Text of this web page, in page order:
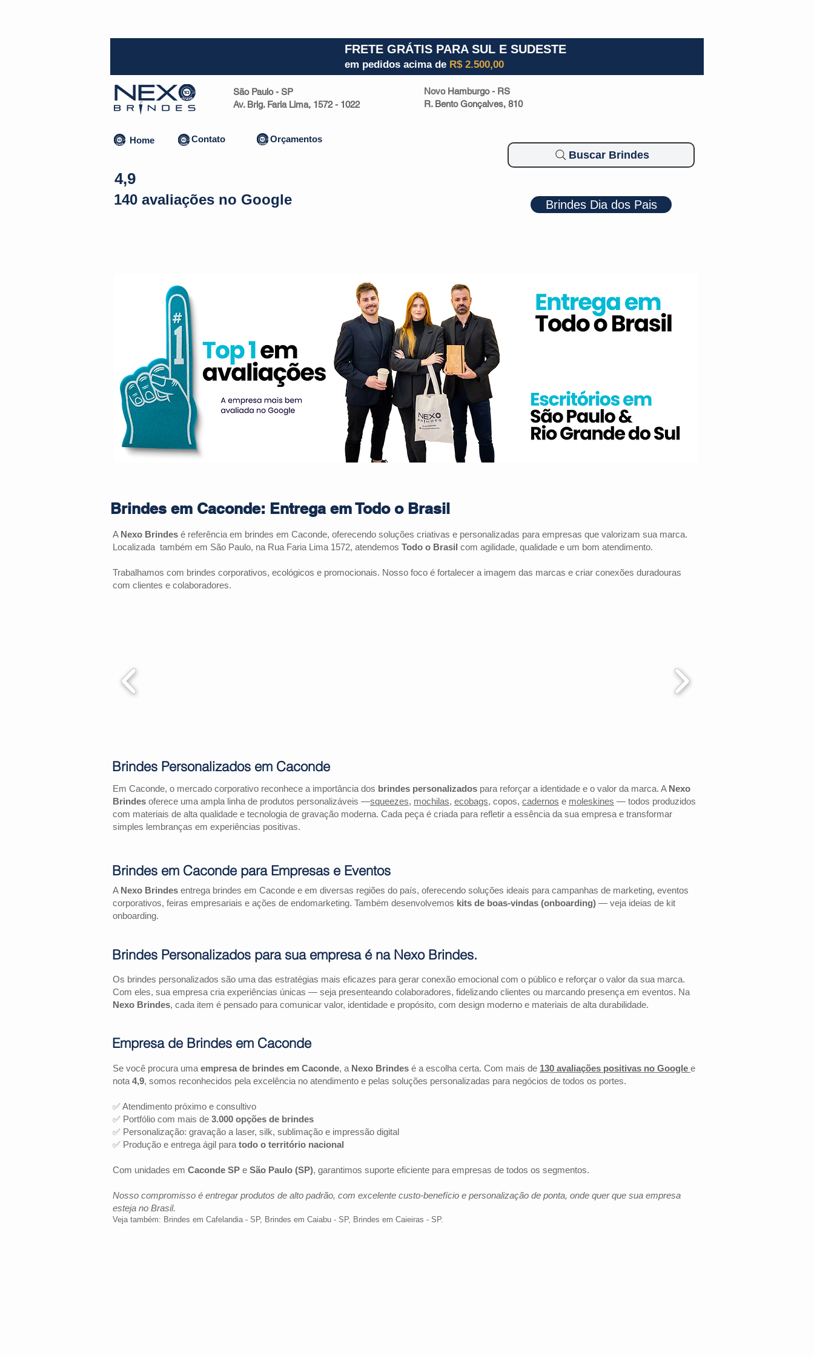
FRETE GRÁTIS PARA SUL E SUDESTE
em pedidos acima de R$ 2.500,00
São Paulo - SP
Av. Brig. Faria Lima, 1572 - 1022
Novo Hamburgo - RS
R. Bento Gonçalves, 810
Home Contato Orçamentos
4,9
140 avaliações no Google
Buscar Brindes
Brindes Dia dos Pais
Brindes em Caconde: Entrega em Todo o Brasil
A Nexo Brindes é referência em brindes em Caconde, oferecendo soluções criativas e personalizadas para empresas que valorizam sua marca.
Localizada também em São Paulo, na Rua Faria Lima 1572, atendemos Todo o Brasil com agilidade, qualidade e um bom atendimento.
Trabalhamos com brindes corporativos, ecológicos e promocionais. Nosso foco é fortalecer a imagem das marcas e criar conexões duradouras
com clientes e colaboradores.
Em Caconde, o mercado corporativo reconhece a importância dos brindes personalizados para reforçar a identidade e o valor da marca. A Nexo
Brindes oferece uma ampla linha de produtos personalizáveis —squeezes, mochilas, ecobags, copos, cadernos e moleskines — todos produzidos
com materiais de alta qualidade e tecnologia de gravação moderna. Cada peça é criada para refletir a essência da sua empresa e transformar
simples lembranças em experiências positivas.
A Nexo Brindes entrega brindes em Caconde e em diversas regiões do país, oferecendo soluções ideais para campanhas de marketing, eventos
corporativos, feiras empresariais e ações de endomarketing. Também desenvolvemos kits de boas-vindas (onboarding) — veja ideias de kit
onboarding.
Os brindes personalizados são uma das estratégias mais eficazes para gerar conexão emocional com o público e reforçar o valor da sua marca.
Com eles, sua empresa cria experiências únicas — seja presenteando colaboradores, fidelizando clientes ou marcando presença em eventos. Na
Nexo Brindes, cada item é pensado para comunicar valor, identidade e propósito, com design moderno e materiais de alta durabilidade.
Se você procura uma empresa de brindes em Caconde, a Nexo Brindes é a escolha certa. Com mais de 130 avaliações positivas no Google e
nota 4,9, somos reconhecidos pela excelência no atendimento e pelas soluções personalizadas para negócios de todos os portes.
✅ Atendimento próximo e consultivo
✅ Portfólio com mais de 3.000 opções de brindes
✅ Personalização: gravação a laser, silk, sublimação e impressão digital
✅ Produção e entrega ágil para todo o território nacional
Com unidades em Caconde SP e São Paulo (SP), garantimos suporte eficiente para empresas de todos os segmentos.
Nosso compromisso é entregar produtos de alto padrão, com excelente custo-benefício e personalização de ponta, onde quer que sua empresa
esteja no Brasil.
Veja também: Brindes em Cafelandia - SP, Brindes em Caiabu - SP, Brindes em Caieiras - SP.
Brindes Personalizados em Caconde
Brindes em Caconde para Empresas e Eventos
Brindes Personalizados para sua empresa é na Nexo Brindes.
Empresa de Brindes em Caconde